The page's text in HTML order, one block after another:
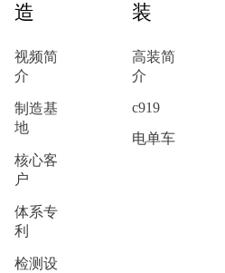
造
视频简
介
制造基
地
核心客
户
体系专
利
检测设
装
高装简
介
c919
电单车